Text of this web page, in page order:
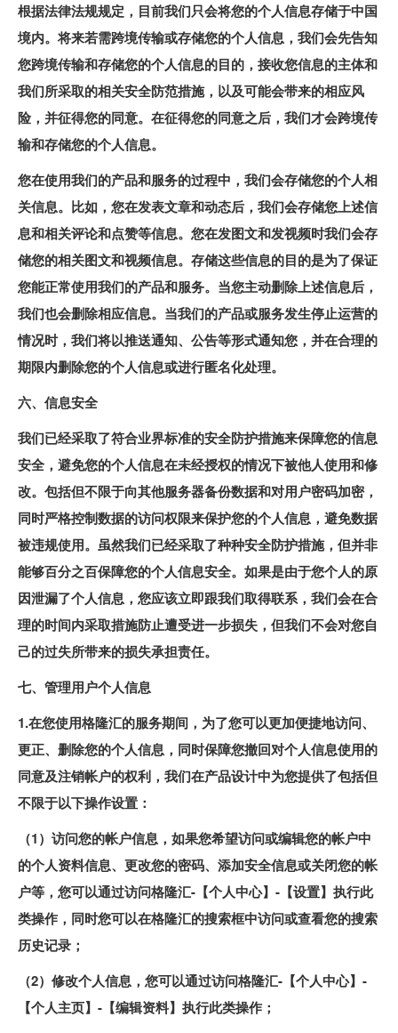
根据法律法规规定，目前我们只会将您的个人信息存储于中国
境内。将来若需跨境传输或存储您的个人信息，我们会先告知
您跨境传输和存储您的个人信息的目的，接收您信息的主体和
我们所采取的相关安全防范措施，以及可能会带来的相应风
险，并征得您的同意。在征得您的同意之后，我们才会跨境传
输和存储您的个人信息。
您在使用我们的产品和服务的过程中，我们会存储您的个人相
关信息。比如，您在发表文章和动态后，我们会存储您上述信
息和相关评论和点赞等信息。您在发图文和发视频时我们会存
储您的相关图文和视频信息。存储这些信息的目的是为了保证
您能正常使用我们的产品和服务。当您主动删除上述信息后，
我们也会删除相应信息。当我们的产品或服务发生停止运营的
情况时，我们将以推送通知、公告等形式通知您，并在合理的
期限内删除您的个人信息或进行匿名化处理。
六、信息安全
我们已经采取了符合业界标准的安全防护措施来保障您的信息
安全，避免您的个人信息在未经授权的情况下被他人使用和修
改。包括但不限于向其他服务器备份数据和对用户密码加密，
同时严格控制数据的访问权限来保护您的个人信息，避免数据
被违规使用。虽然我们已经采取了种种安全防护措施，但并非
能够百分之百保障您的个人信息安全。如果是由于您个人的原
因泄漏了个人信息，您应该立即跟我们取得联系，我们会在合
理的时间内采取措施防止遭受进一步损失，但我们不会对您自
己的过失所带来的损失承担责任。
七、管理用户个人信息
1.在您使用格隆汇的服务期间，为了您可以更加便捷地访问、
更正、删除您的个人信息，同时保障您撤回对个人信息使用的
同意及注销帐户的权利，我们在产品设计中为您提供了包括但
不限于以下操作设置：
（1）访问您的帐户信息，如果您希望访问或编辑您的帐户中
的个人资料信息、更改您的密码、添加安全信息或关闭您的帐
户等，您可以通过访问格隆汇-【个人中心】-【设置】执行此
类操作，同时您可以在格隆汇的搜索框中访问或查看您的搜索
历史记录；
（2）修改个人信息，您可以通过访问格隆汇-【个人中心】-
【个人主页】-【编辑资料】执行此类操作；